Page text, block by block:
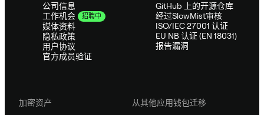
公司信息
工作机会
招聘中
媒体资料
隐私政策
用户协议
官方成员验证
GitHub 上的开源仓库
经过SlowMist审核
ISO/IEC 27001 认证
EU NB 认证 (EN 18031)
报告漏洞
加密资产
从其他应用钱包迁移